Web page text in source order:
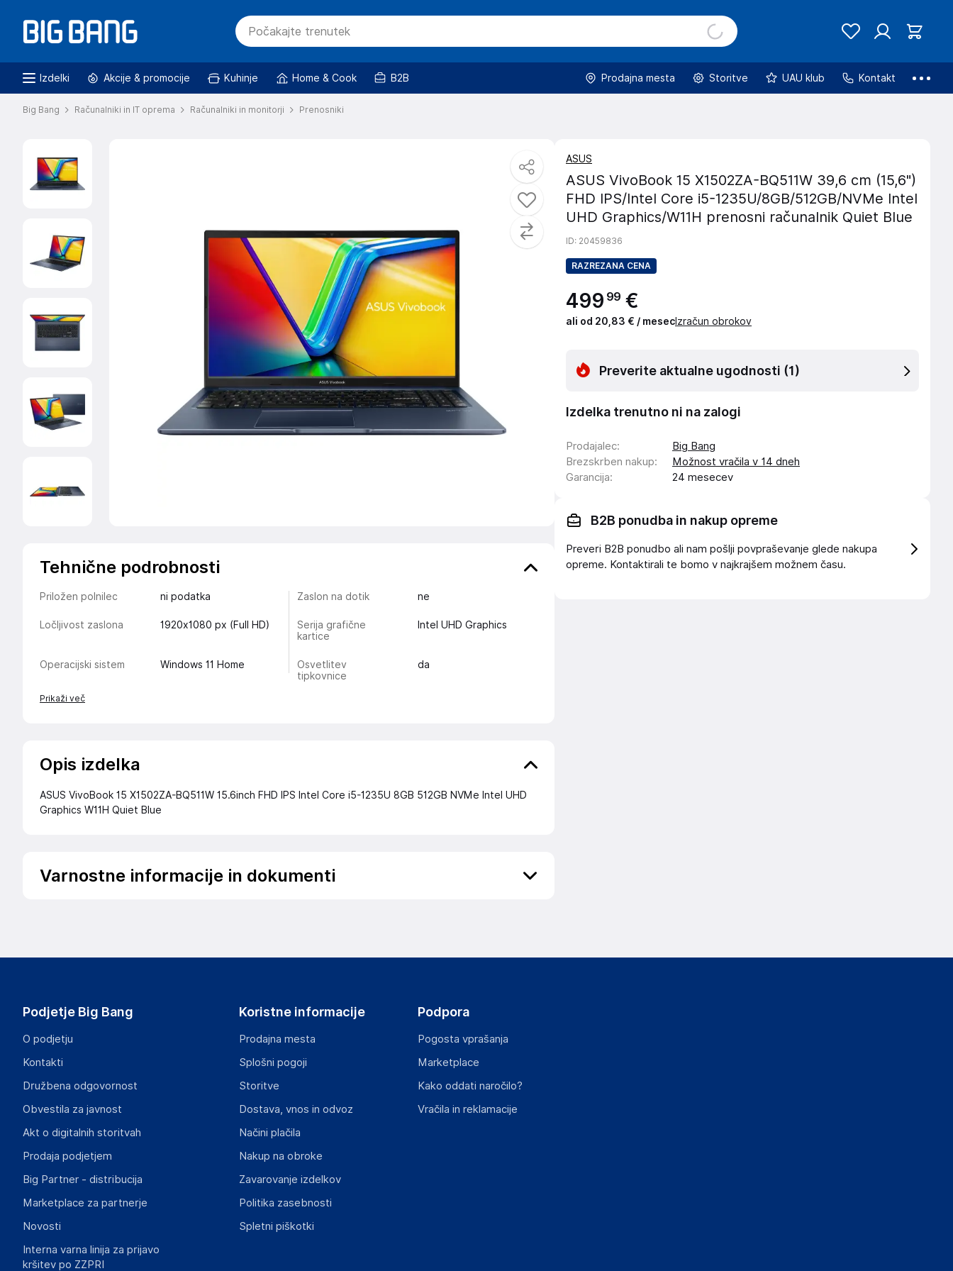
Izdelki Akcije & promocije Kuhinje Home & Cook B2B Prodajna mesta Storitve UAU klub Kontakt
Big Bang Računalniki in IT oprema Računalniki in monitorji Prenosniki
Tehnične podrobnosti
Priložen polnilec ni podatka Zaslon na dotik ne
Ločljivost zaslona 1920x1080 px (Full HD)
Serija grafične
kartice
Intel UHD Graphics
Operacijski sistem Windows 11 Home
Osvetlitev
tipkovnice
da
Prikaži več
Opis izdelka
ASUS VivoBook 15 X1502ZA-BQ511W 15.6inch FHD IPS Intel Core i5-1235U 8GB 512GB NVMe Intel UHD
Graphics W11H Quiet Blue
Varnostne informacije in dokumenti
email@asus.com
Gospodarski subjekt s sedežem v EU, ki zagotavlja skladnost izdelka z zahtevanimi predpisi.
Paasheuvelweg 25, 1105 Amsterdam
The Netherlands
ASUS
ASUS VivoBook 15 X1502ZA-BQ511W 39,6 cm (15,6")
FHD IPS/Intel Core i5-1235U/8GB/512GB/NVMe Intel
UHD Graphics/W11H prenosni računalnik Quiet Blue
ID: 20459836
RAZREZANA CENA
499 99 €
ali od 20,83 € / mesec Izračun obrokov
Preverite aktualne ugodnosti (1)
Izdelka trenutno ni na zalogi
Prodajalec:
Big Bang
Brezskrben nakup:
Možnost vračila v 14 dneh
Garancija: 24 mesecev
B2B ponudba in nakup opreme
Preveri B2B ponudbo ali nam pošlji povpraševanje glede nakupa
opreme. Kontaktirali te bomo v najkrajšem možnem času.
Podjetje Big Bang
O podjetju
Kontakti
Družbena odgovornost
Obvestila za javnost
Akt o digitalnih storitvah
Prodaja podjetjem
Big Partner - distribucija
Marketplace za partnerje
Novosti
Interna varna linija za prijavo
kršitev po ZZPRI
Koristne informacije
Prodajna mesta
Splošni pogoji
Storitve
Dostava, vnos in odvoz
Načini plačila
Nakup na obroke
Zavarovanje izdelkov
Politika zasebnosti
Spletni piškotki
Podpora
Pogosta vprašanja
Marketplace
Kako oddati naročilo?
Vračila in reklamacije